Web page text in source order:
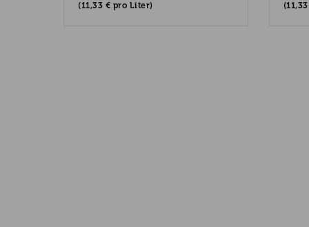
(11,33 € pro Liter)